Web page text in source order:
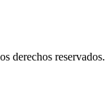
derechos reservados.